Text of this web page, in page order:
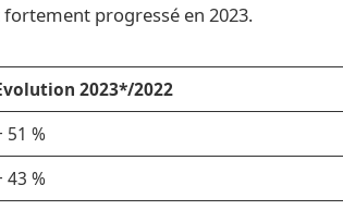
progressé en 2023.
2023*/2022
51 %
43 %